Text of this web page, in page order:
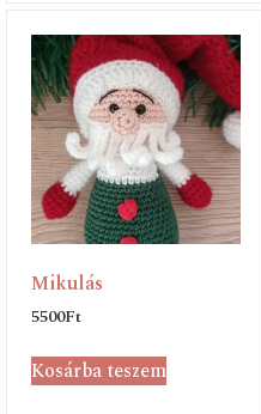
Mikulás
5500Ft
Kosárba teszem